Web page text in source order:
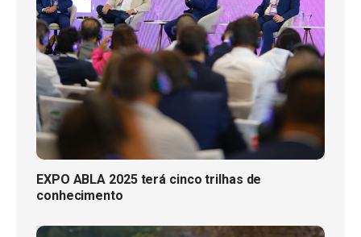
EXPO ABLA 2025 terá cinco trilhas de
conhecimento